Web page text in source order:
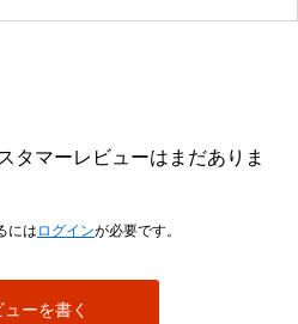
タマーレビューはまだありま
には ログインが必要です。
ューを書く